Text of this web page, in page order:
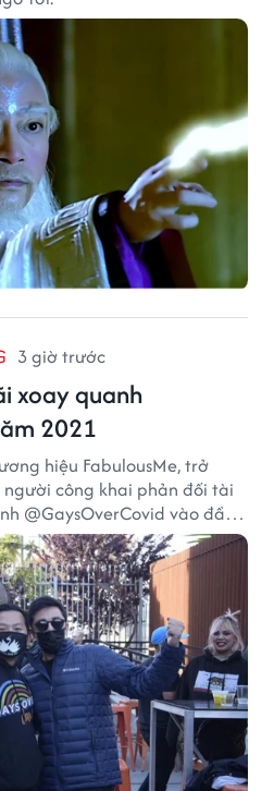
3 giờ trước
xoay quanh
2021
hiệu FabulousMe, trở
công khai phản đối tài
@GaysOverCovid vào đầu
đại dịch COVID-19 vẫn diễn